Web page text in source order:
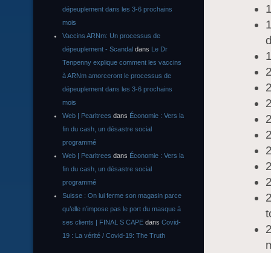
dépeuplement dans les 3-6 prochains
mois
Vaccins ARNm: Un processus de
dépeuplement - Scandal dans Le Dr
Tenpenny explique comment les vaccins
à ARNm amorceront le processus de
dépeuplement dans les 3-6 prochains
mois
Web | Pearltrees dans Économie : Vers la
fin du cash, un désastre social
programmé
Web | Pearltrees dans Économie : Vers la
fin du cash, un désastre social
programmé
Suisse : On lui ferme son magasin parce
qu’elle n’impose pas le port du masque à
ses clients | FINAL S CAPE dans Covid-
19 : La vérité / Covid-19: The Truth